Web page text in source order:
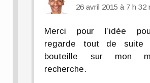
26 avril 2015 à 7 h 32
Merci pour l’idée
regarde tout de suite
bouteille sur mon
recherche.